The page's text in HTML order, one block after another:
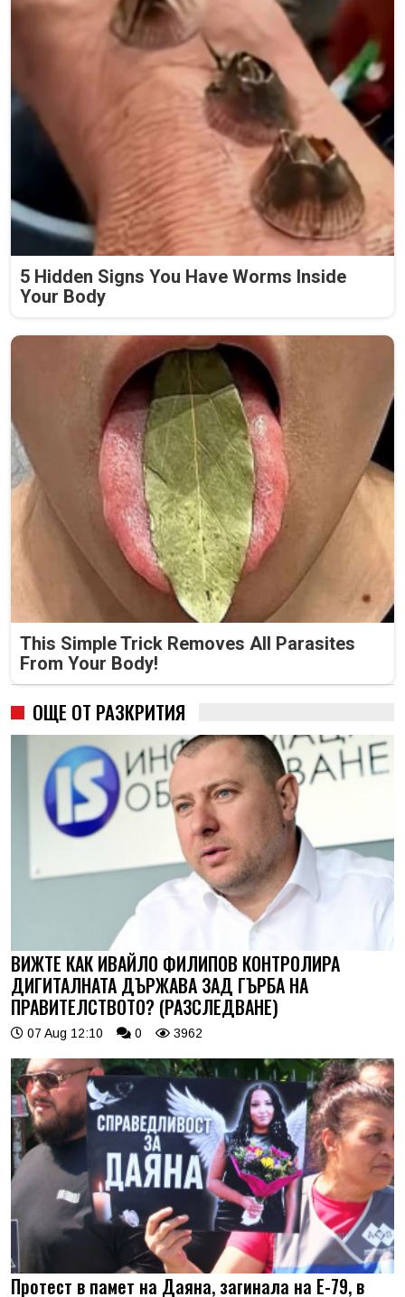
5 Hidden Signs You Have Worms Inside
Your Body
This Simple Trick Removes All Parasites
From Your Body!
ОЩЕ ОТ РАЗКРИТИЯ
ВИЖТЕ КАК ИВАЙЛО ФИЛИПОВ КОНТРОЛИРА
ДИГИТАЛНАТА ДЪРЖАВА ЗАД ГЪРБА НА
ПРАВИТЕЛСТВОТО? (РАЗСЛЕДВАНЕ)
07 Aug 12:10 0 3962
Протест в памет на Даяна, загинала на Е-79, в